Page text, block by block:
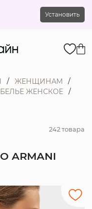
Установить
ЖЕНЩИНАМ
ЖЕНСКОЕ
242 товара
ARMANI